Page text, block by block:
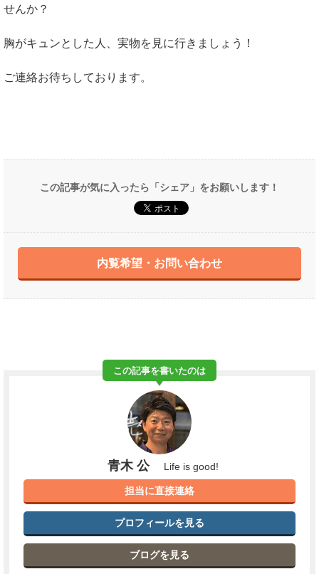
せんか？
胸がキュンとした人、実物を見に行きましょう！
ご連絡お待ちしております。
この記事が気に入ったら「シェア」をお願いします！
内覧希望・お問い合わせ
この記事を書いたのは
青木 公 Life is good!
担当に直接連絡
プロフィールを見る
ブログを見る